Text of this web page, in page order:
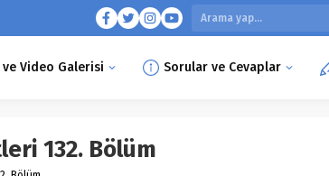
Video Galerisi Sorular ve Cevaplar
132. Bölüm